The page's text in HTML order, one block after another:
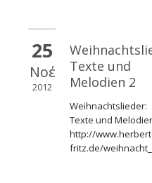
25
Νοέ
2012
Texte und
Melodien 2
Weihnachtslieder:
Texte und
http://
fritz.de/